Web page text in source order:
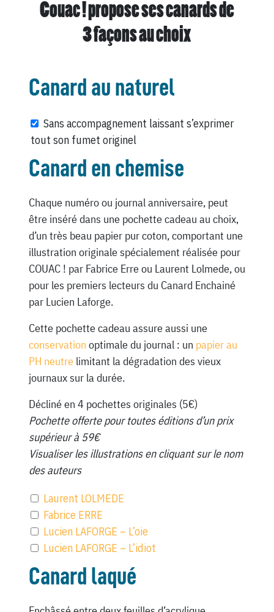
Couac ! propose ses canards de
3 façons au choix
Canard au naturel
Sans accompagnement laissant s’exprimer
tout son fumet originel
Canard en chemise
Chaque numéro ou journal anniversaire, peut
être inséré dans une pochette cadeau au choix,
d’un très beau papier pur coton, comportant une
illustration originale spécialement réalisée pour
COUAC ! par Fabrice Erre ou Laurent Lolmede, ou
pour les premiers lecteurs du Canard Enchainé
par Lucien Laforge.
Cette pochette cadeau assure aussi une
conservation optimale du journal : un papier au
PH neutrelimitant la dégradation des vieux
journaux sur la durée.
Décliné en 4 pochettes originales (5€)
Pochette offerte pour toutes éditions d’un prix
supérieur à 59€
Visualiser les illustrations en cliquant sur le nom
des auteurs
Laurent LOLMEDE
Fabrice ERRE
Lucien LAFORGE – L’oie
Lucien LAFORGE – L’idiot
Canard laqué